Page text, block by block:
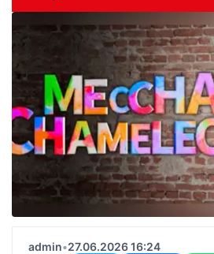
admin•27.06.2026 16:24